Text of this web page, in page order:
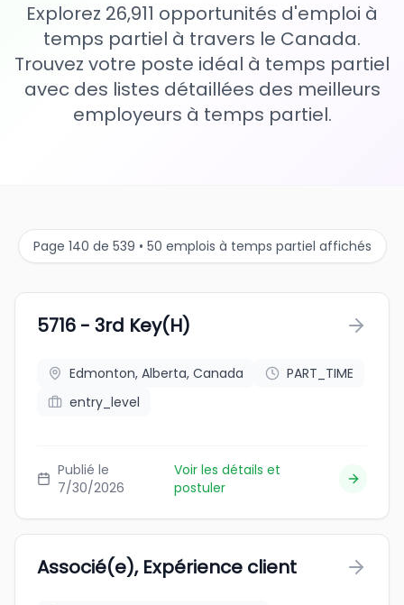
Explorez 26,911 opportunités d'emploi à
temps partiel à travers le Canada.
Trouvez votre poste idéal à temps partiel
avec des listes détaillées des meilleurs
employeurs à temps partiel.
Page 140 de 539 • 50 emplois à temps partiel affichés
5716 - 3rd Key(H)
Edmonton, Alberta, Canada
PART_TIME
entry_level
Publié le
7/30/2026
Voir les détails et
postuler
Associé(e), Expérience client